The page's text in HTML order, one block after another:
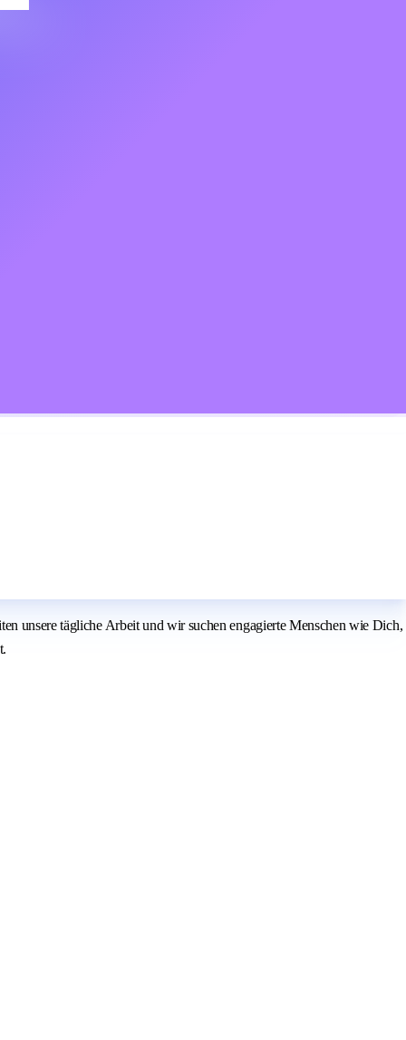
unsere tägliche Arbeit und wir suchen engagierte Menschen wie Dich,